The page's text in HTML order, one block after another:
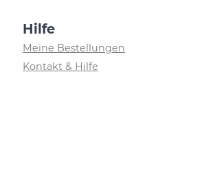
Hilfe
Meine Bestellungen
Kontakt & Hilfe